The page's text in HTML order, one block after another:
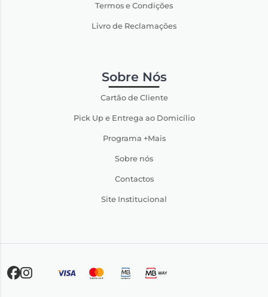
Termos e Condições
Livro de Reclamações
Sobre Nós
Cartão de Cliente
Pick Up e Entrega ao Domicílio
Programa +Mais
Sobre nós
Contactos
Site Institucional